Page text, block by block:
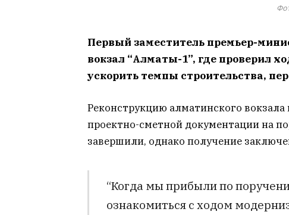
Первый заместитель премьер-
вокзал “Алматы-1”, где проверил
ускорить темпы строительства,
Реконструкцию алматинского вокзала
проектно-сметной документации на
завершили, однако получение
“Когда мы прибыли по
ознакомиться с ходом